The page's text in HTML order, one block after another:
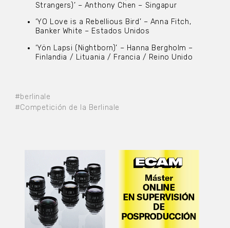
#berlinale
#Competición de la Berlinale
Strangers)’ – Anthony Chen – Singapur
‘YO Love is a Rebellious Bird’ – Anna Fitch,
Banker White – Estados Unidos
‘Yön Lapsi (Nightborn)’ – Hanna Bergholm –
Finlandia / Lituania / Francia / Reino Unido